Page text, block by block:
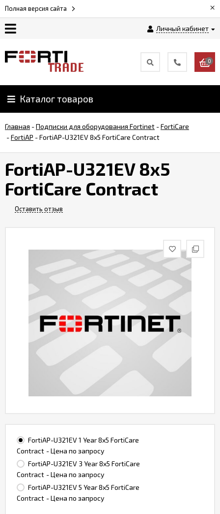
Полная версия сайта ×
Личный кабинет
Как
Доставка
и
оплата
0
Каталог товаров
Главная -Подписки для оборудования Fortinet -FortiCare
-FortiAP -FortiAP-U321EV 8x5 FortiCare Contract
FortiAP-U321EV 8x5
FortiCare Contract
Оставить отзыв
FortiAP-U321EV 1 Year 8x5 FortiCare
Contract - Цена по запросу
FortiAP-U321EV 3 Year 8x5 FortiCare
Contract - Цена по запросу
FortiAP-U321EV 5 Year 8x5 FortiCare
Contract - Цена по запросу